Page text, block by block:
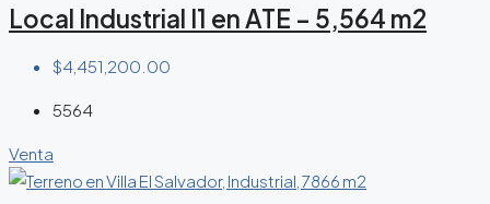
Local Industrial I1 en ATE – 5,564 m2
$4,451,200.00
5564
Venta